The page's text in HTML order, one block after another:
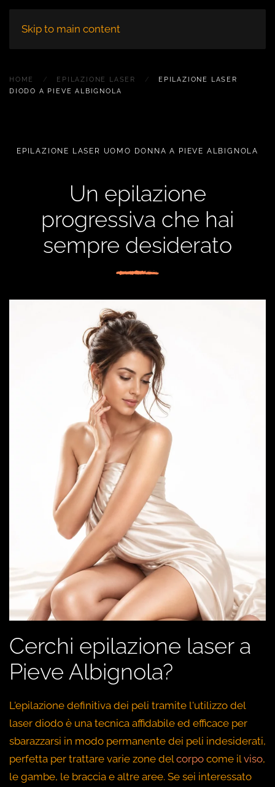
Skip to main content
HOME EPILAZIONE LASER
EPILAZIONE LASER
DIODO A PIEVE ALBIGNOLA
EPILAZIONE LASER UOMO DONNA A PIEVE ALBIGNOLA
Un epilazione
progressiva che hai
sempre desiderato
Cerchi epilazione laser a
Pieve Albignola?
L'epilazione definitiva dei peli tramite l'utilizzo del
laser diodo è una tecnica affidabile ed efficace per
sbarazzarsi in modo permanente dei peli indesiderati,
perfetta per trattare varie zone del corpo come il viso,
le gambe, le braccia e altre aree. Se sei interessato